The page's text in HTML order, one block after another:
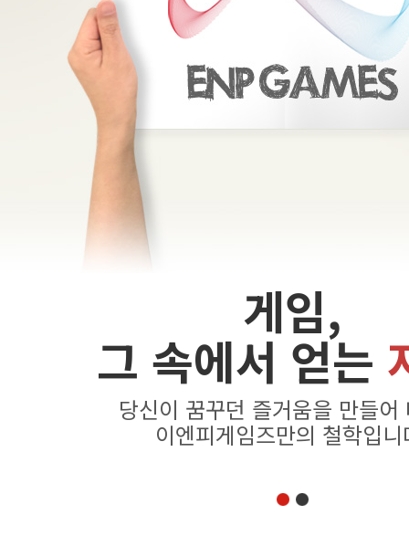
게임,
그 속에서 얻는
당신이 꿈꾸던 즐거움을 만들어
이엔피게임즈만의 철학입